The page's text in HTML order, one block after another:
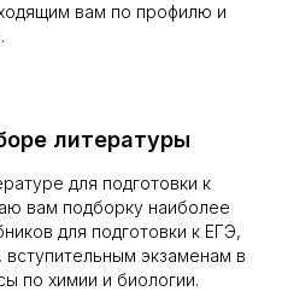
вам по профилю и
литературы
для подготовки к
вам подборку наиболее
для подготовки к ЕГЭ,
экзаменам в
по химии и биологии.